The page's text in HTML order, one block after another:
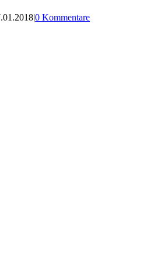
|0 Kommentare